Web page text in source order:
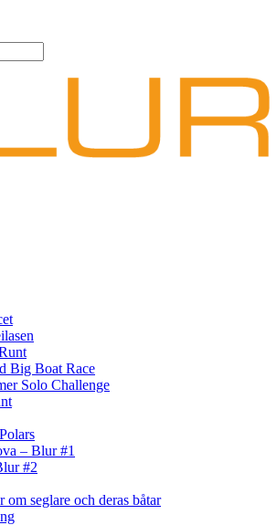
Big Boat Race
Solo Challenge
– Blur #1
#2
om seglare och deras båtar